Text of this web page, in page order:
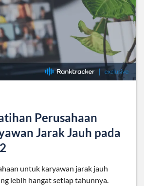
Perusahaan
Jarak Jauh pada
untuk karyawan jarak jauh
lebih hangat setiap tahunnya.